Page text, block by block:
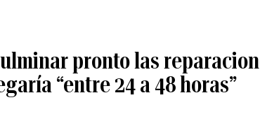
pronto las
“entre 24 a 48 horas”